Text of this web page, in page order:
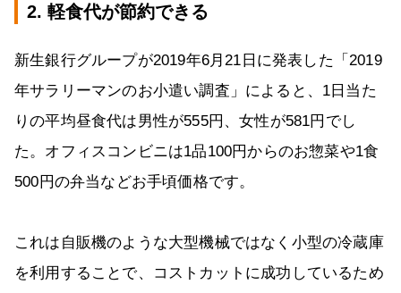
2. 軽食代が節約できる
新生銀行グループが2019年6月21日に発表した「2019
年サラリーマンのお小遣い調査」によると、1日当た
りの平均昼食代は男性が555円、女性が581円でし
た。オフィスコンビニは1品100円からのお惣菜や1食
500円の弁当などお手頃価格です。
これは自販機のような大型機械ではなく小型の冷蔵庫
を利用することで、コストカットに成功しているため